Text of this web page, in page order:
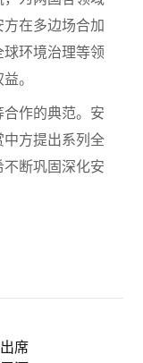
在多边场合加
环境治理等领
。
作的典范。安
方提出系列全
断巩固深化安
席